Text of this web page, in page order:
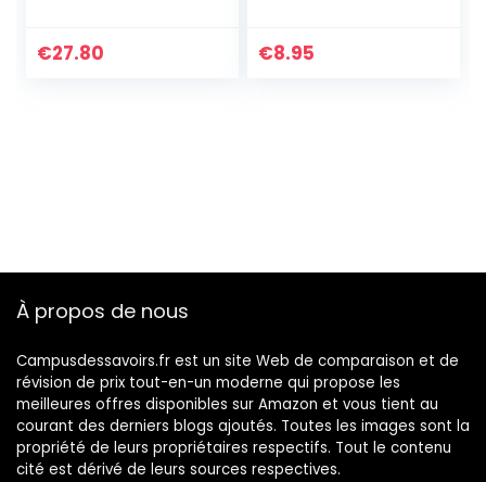
CD + Appli-web –
€27.80
sans faute
€8.95
À propos de nous
Campusdessavoirs.fr est un site Web de comparaison et de
révision de prix tout-en-un moderne qui propose les
meilleures offres disponibles sur Amazon et vous tient au
courant des derniers blogs ajoutés. Toutes les images sont la
propriété de leurs propriétaires respectifs. Tout le contenu
cité est dérivé de leurs sources respectives.